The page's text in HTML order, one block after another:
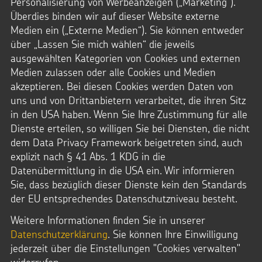
Facebook
/Sternsinger
Twitter
@sternsinger_de
Instagram
Überdies binden wir auf dieser Website externe
Medien ein („Externe Medien“). Sie können entweder
über „Lassen Sie mich wählen“ die jeweils
ausgewählten Kategorien von Cookies und externen
Medien zulassen oder alle Cookies und Medien
akzeptieren. Bei diesen Cookies werden Daten von
uns und von Drittanbietern verarbeitet, die ihren Sitz
in den USA haben. Wenn Sie Ihre Zustimmung für alle
Dienste erteilen, so willigen Sie bei Diensten, die nicht
dem Data Privacy Framework beigetreten sind, auch
explizit nach § 41 Abs. 1 KDG in die
Datenübermittlung in die USA ein. Wir informieren
Sie, dass bezüglich dieser Dienste kein den Standards
der EU entsprechendes Datenschutzniveau besteht.
Weitere Informationen finden Sie in unserer
Datenschutzerklärung. Sie können Ihre Einwilligung
jederzeit über die Einstellungen "Cookies verwalten"